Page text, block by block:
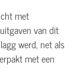
met
van dit
werd, net als
met een